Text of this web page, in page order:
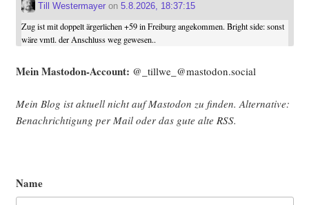
Till Westermayeron 5.8.2026, 18:37:15
Zug ist mit doppelt ärgerlichen +59 in Freiburg angekommen. Bright side: sonst
wäre vmtl. der Anschluss weg gewesen..
Mein Mast­o­don-Account: @_tillwe_@mastodon.social
Mein Blog ist aktu­ell nicht auf Mast­o­don zu fin­den. Alter­na­ti­ve:
Benach­rich­ti­gung per Mail oder das gute alte RSS.
Name